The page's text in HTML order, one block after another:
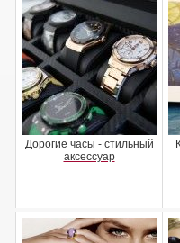
Дорогие часы - стильный
аксессуар